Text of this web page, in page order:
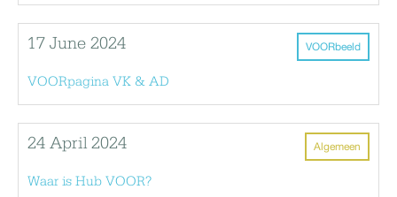
VOORbeeld
17 June 2024
VOORpagina VK & AD
Algemeen
24 April 2024
Waar is Hub VOOR?